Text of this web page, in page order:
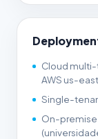
Cloud multi-
AWS us-
Single-
On-premise